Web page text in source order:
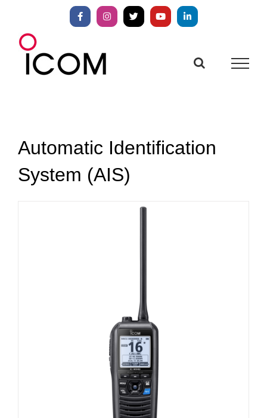
springen
FacebookInstagram
X YouTubeLinkedIn
Automatic Identification
System (AIS)